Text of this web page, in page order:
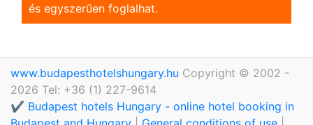
és egyszerũen foglalhat.
www.budapesthotelshungary.hu Copyright © 2002 -
2026 Tel: +36 (1) 227-9614
✔️ Budapest hotels Hungary - online hotel booking in